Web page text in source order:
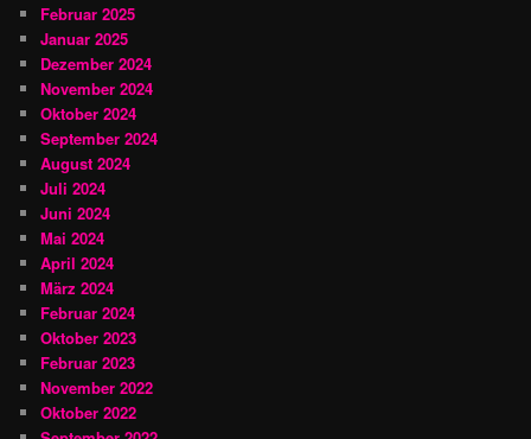
Februar 2025
Januar 2025
Dezember 2024
November 2024
Oktober 2024
September 2024
August 2024
Juli 2024
Juni 2024
Mai 2024
April 2024
März 2024
Februar 2024
Oktober 2023
Februar 2023
November 2022
Oktober 2022